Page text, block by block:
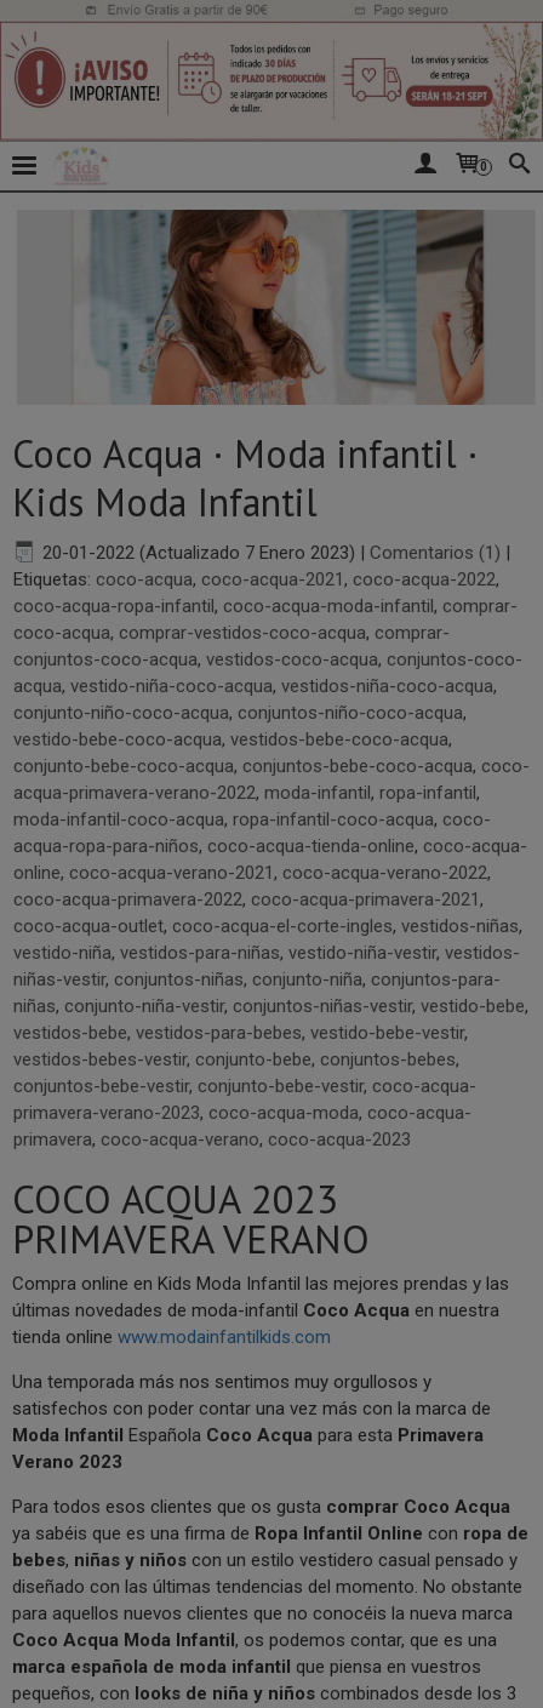
0
Coco Acqua · Moda infantil ·
Kids Moda Infantil
20-01-2022 (Actualizado 7 Enero 2023) Comentarios (1)
Etiquetas: coco-acqua, coco-acqua-2021 , coco-acqua-2022,
coco-acqua-ropa-infantil , coco-acqua-moda-infantil , comprar-
coco-acqua, comprar-vestidos-coco-acqua, comprar-
conjuntos-coco-acqua, vestidos-coco-acqua, conjuntos-coco-
acqua, vestido-niña-coco-acqua, vestidos-niña-coco-acqua,
conjunto-niño-coco-acqua, conjuntos-niño-coco-acqua,
vestido-bebe-coco-acqua, vestidos-bebe-coco-acqua,
conjunto-bebe-coco-acqua, conjuntos-bebe-coco-acqua, coco-
acqua-primavera-verano-2022, moda-infantil , ropa-infantil ,
moda-infantil-coco-acqua, ropa-infantil-coco-acqua, coco-
acqua-ropa-para-niños, coco-acqua-tienda-online, coco-acqua-
online, coco-acqua-verano-2021 , coco-acqua-verano-2022,
coco-acqua-primavera-2022, coco-acqua-primavera-2021 ,
coco-acqua-outlet, coco-acqua-el-corte-ingles, vestidos-niñas,
vestido-niña, vestidos-para-niñas, vestido-niña-vestir, vestidos-
niñas-vestir, conjuntos-niñas, conjunto-niña, conjuntos-para-
niñas, conjunto-niña-vestir, conjuntos-niñas-vestir, vestido-bebe,
vestidos-bebe, vestidos-para-bebes, vestido-bebe-vestir,
vestidos-bebes-vestir, conjunto-bebe, conjuntos-bebes,
conjuntos-bebe-vestir, conjunto-bebe-vestir, coco-acqua-
primavera-verano-2023, coco-acqua-moda, coco-acqua-
primavera, coco-acqua-verano, coco-acqua-2023
COCO ACQUA 2023
PRIMAVERA VERANO
Compra online en Kids Moda Infantil las mejores prendas y las
últimas novedades de moda-infantil Coco Acqua en nuestra
tienda online www.modainfantilkids.com
Una temporada más nos sentimos muy orgullosos y
satisfechos con poder contar una vez más con la marca de
Moda Infantil
Española Coco Acqua para esta Primavera
Verano 2023
Para todos esos clientes que os gusta comprar Coco Acqua
ya sabéis que es una firma de Ropa Infantil Online con ropa de
bebes, niñas y niños con un estilo vestidero casual pensado y
diseñado con las últimas tendencias del momento. No obstante
para aquellos nuevos clientes que no conocéis la nueva marca
Coco Acqua Moda Infantil , os podemos contar, que es una
marca española de moda infantil que piensa en vuestros
pequeños, con looks de niña y niños combinados desde los 3